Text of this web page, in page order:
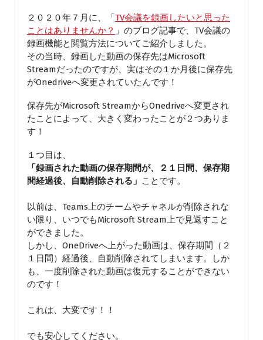
２０２０年７月に、「TV会議を録画したいと思った
ことはありませんか？ 」のブログ記事で、TV会議の
録画機能と閲覧方法についてご紹介しました。
その当時、録画した動画の保存先はMicrosoft
Streamだったのですが、実はその１か月後に保存先
がOnedriveへ変更されていたんです！
保存先がMicrosoft StreamからOnedriveへ変更され
たことによって、大きく変わったことが２つありま
す！
１つ目は、
「録画された動画の保存期間が、２１日間、保存期
間経過後、自動削除される」 ことです。
以前は、Teams上のチームやチャネルが削除されな
い限り、いつでもMicrosoft Stream上で見返すこと
ができました。
しかし、OneDriveへ上がった動画は、保存期間（２
１日間）経過後、自動削除されてしまいます。しか
も、一度削除された動画は復元することができない
のです！
これは、大変です！！
でも安心してください。